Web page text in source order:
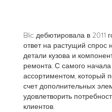
Blic дебютировала в 2011
ответ на растущий
детали кузова и
ремонта. С самого
ассортиментом, который
счет дополнительных
удовлетворить
клиентов.